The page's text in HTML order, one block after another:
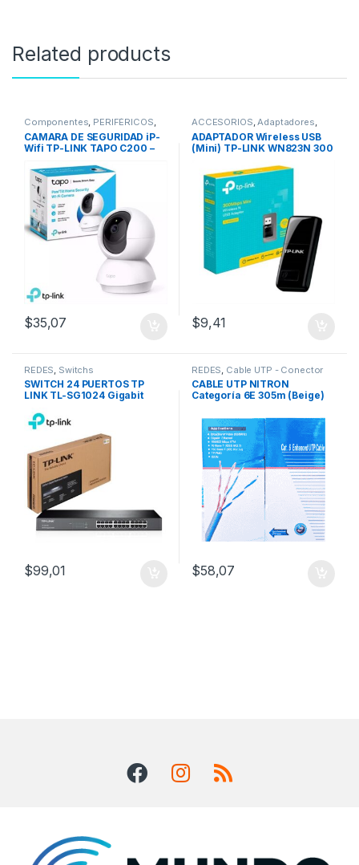
Related products
Componentes, PERIFÉRICOS,
Webcam , REDES
CAMARA DE SEGURIDAD iP-
Wifi TP-LINK TAPO C200 –
$35,07
ACCESORIOS,Adaptadores,
REDES, Adaptadores Wifi
ADAPTADOR Wireless USB
(Mini) TP-LINK WN823N 300
$9,41
REDES Switchs
SWITCH 24 PUERTOS TP
LINK TL-SG1024 Gigabit
$99,01
REDES Cable UTP - Conector
RJ45
CABLE UTP NITRON
Categoría 6E 305m (Beige)
$58,07